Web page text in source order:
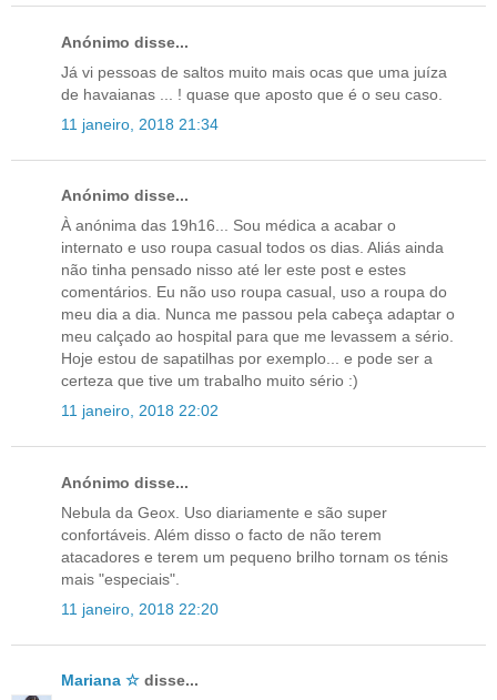
Anónimo disse...
Já vi pessoas de saltos muito mais ocas que uma juíza
de havaianas ... ! quase que aposto que é o seu caso.
11 janeiro, 2018 21:34
Anónimo disse...
À anónima das 19h16... Sou médica a acabar o
internato e uso roupa casual todos os dias. Aliás ainda
não tinha pensado nisso até ler este post e estes
comentários. Eu não uso roupa casual, uso a roupa do
meu dia a dia. Nunca me passou pela cabeça adaptar o
meu calçado ao hospital para que me levassem a sério.
Hoje estou de sapatilhas por exemplo... e pode ser a
certeza que tive um trabalho muito sério :)
11 janeiro, 2018 22:02
Anónimo disse...
Nebula da Geox. Uso diariamente e são super
confortáveis. Além disso o facto de não terem
atacadores e terem um pequeno brilho tornam os ténis
mais "especiais".
11 janeiro, 2018 22:20
Mariana ☆ disse...